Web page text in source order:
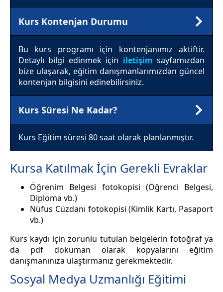
Kurs Kontenjan Durumu
Bu kurs programı için kontenjanımız aktiftir.
Detaylı bilgi edinmek için iletişim sayfamızdan
bize ulaşarak, eğitim danışmanlarımızdan güncel
kontenjan bilgisini edinebilirsiniz.
Kurs Süresi Ne Kadar?
Kurs Eğitim süresi 80 saat olarak planlanmıştır.
Kursa Katılmak İçin Gerekli Evraklar
Öğrenim Belgesi fotokopisi (Öğrenci Belgesi,
Diploma vb.)
Nüfus Cüzdanı fotokopisi (Kimlik Kartı, Pasaport
vb.)
Kurs kaydı için zorunlu tutulan belgelerin fotoğraf ya
da pdf doküman olarak kopyalarını eğitim
danışmanınıza ulaştırmanız gerekmektedir.
Sosyal Medya Uzmanlığı Eğitimi